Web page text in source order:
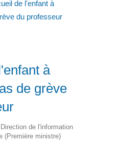
de l'enfant à
du professeur
à
de grève
de l'information
(Première ministre)